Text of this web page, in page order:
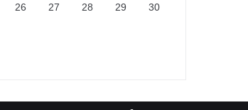
26 27 28 29 30